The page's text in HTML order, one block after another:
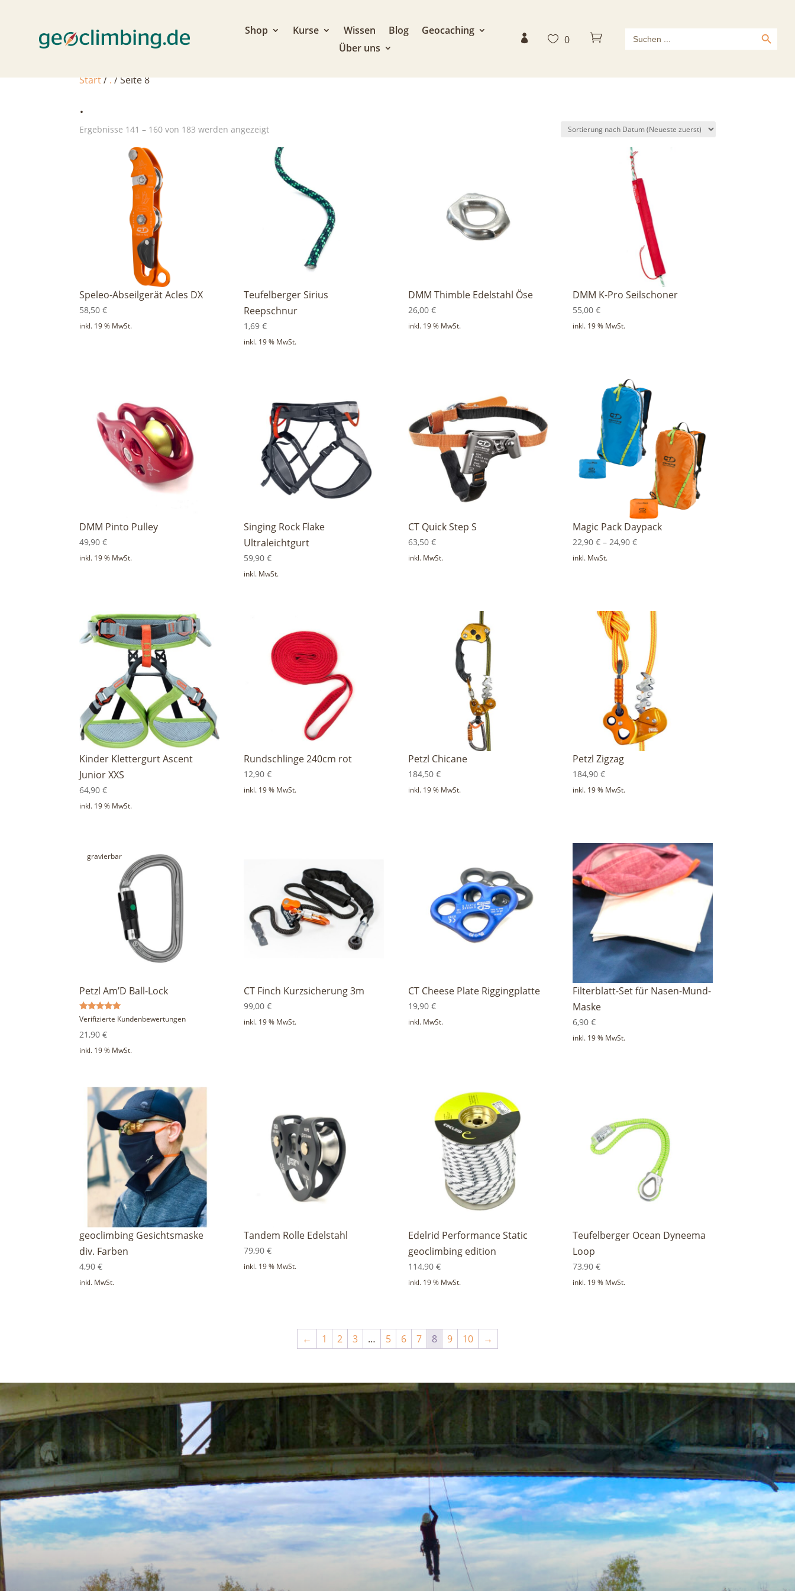
Shop Kurse Wissen Blog
Geocaching
Über uns
  0  Search
for:
Search Button
Start/./ Seite 8
.
Ergebnisse 141 – 160 von 183 werden angezeigtNach
Aktualität
sortiert
Speleo-Abseilgerät Acles DX
58,50€
inkl. 19 % MwSt.
Teufelberger Sirius
Reepschnur
1,69€
inkl. 19 % MwSt.
DMM Thimble Edelstahl Öse
26,00€
inkl. 19 % MwSt.
DMM K-Pro Seilschoner
55,00€
inkl. 19 % MwSt.
DMM Pinto Pulley
49,90€
inkl. 19 % MwSt.
Singing Rock Flake
Ultraleichtgurt
59,90€
inkl. MwSt.
CT Quick Step S
63,50€
inkl. MwSt.
Magic Pack Daypack
22,90€ –24,90€
inkl. MwSt.
Kinder Klettergurt Ascent
Junior XXS
64,90€
inkl. 19 % MwSt.
Rundschlinge 240cm rot
12,90€
inkl. 19 % MwSt.
Petzl Chicane
184,50€
inkl. 19 % MwSt.
Petzl Zigzag
184,90€
inkl. 19 % MwSt.
gravierbar
Petzl Am’D Ball-Lock
Bewertet
5.00
von 5
Verifizierte Kundenbewertungen
21,90€
inkl. 19 % MwSt.
CT Finch Kurzsicherung 3m
99,00€
inkl. 19 % MwSt.
CT Cheese Plate Riggingplatte
19,90€
inkl. MwSt.
Filterblatt-Set für Nasen-Mund-
Maske
6,90€
inkl. 19 % MwSt.
geoclimbing Gesichtsmaske
div. Farben
4,90€
inkl. MwSt.
Tandem Rolle Edelstahl
79,90€
inkl. 19 % MwSt.
Edelrid Performance Static
geoclimbing edition
114,90€
inkl. 19 % MwSt.
Teufelberger Ocean Dyneema
Loop
73,90€
inkl. 19 % MwSt.
← 1 2 3 … 5 6 7 8 9 10 →